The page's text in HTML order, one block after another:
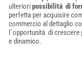
ulterioripossibilitá di
perfetta per acquisire
commercio al dettaglio
l`opportunitá di crescere
e dinamico.